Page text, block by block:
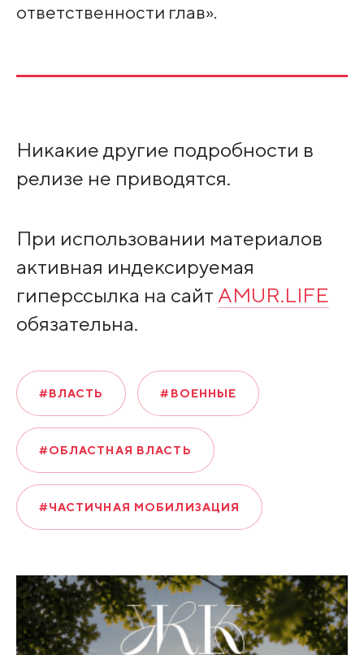
ответственности глав».
Никакие другие подробности в
релизе не приводятся.
При использовании материалов
активная индексируемая
гиперссылка на сайт AMUR.LIFE
обязательна.
#ВЛАСТЬ #ВОЕННЫЕ
#ОБЛАСТНАЯ ВЛАСТЬ
#ЧАСТИЧНАЯ МОБИЛИЗАЦИЯ